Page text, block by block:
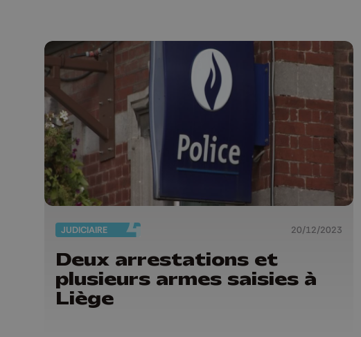
JUDICIAIRE 20/12/2023
Deux arrestations et
plusieurs armes saisies à
Liège